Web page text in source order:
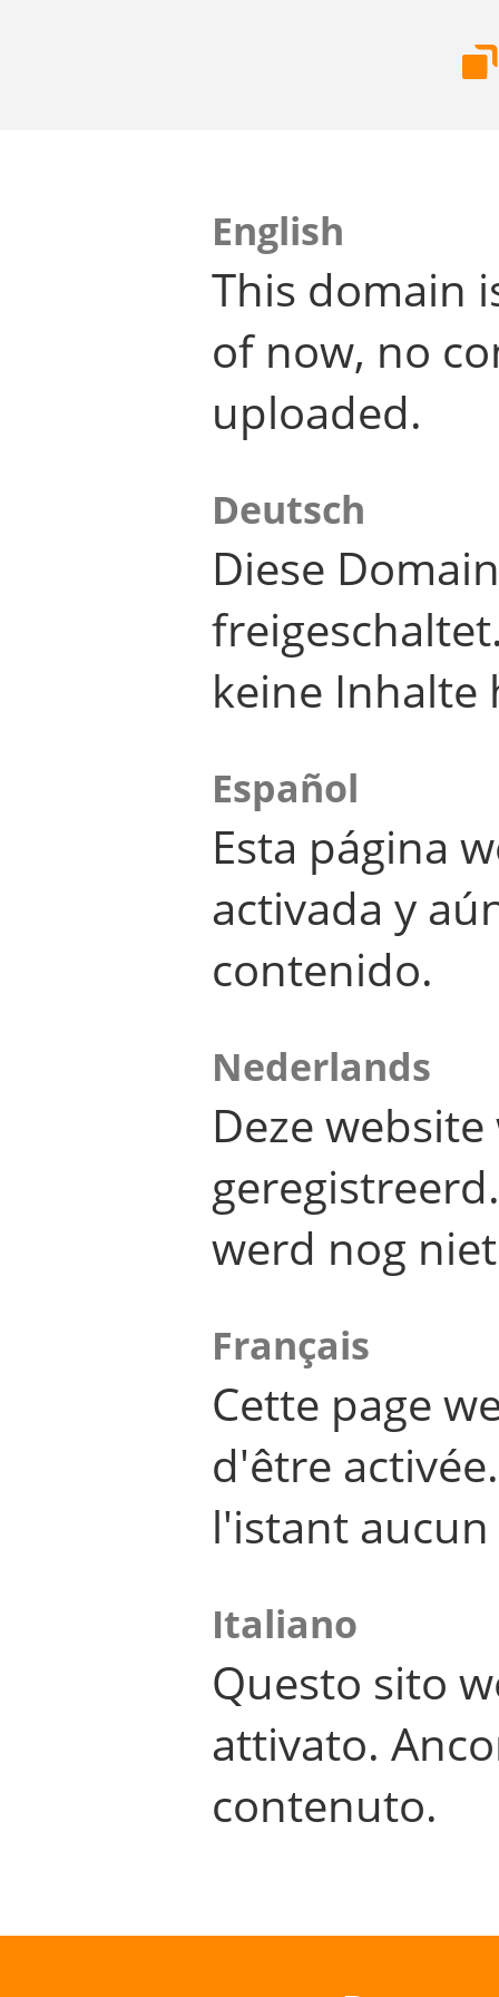
English
This domain
of now, no
uploaded.
Deutsch
Diese
keine Inhalte
Español
Esta página
activada y
contenido.
Nederlands
Deze
werd nog
Français
Cette page
d'être
l'istant
Italiano
Questo sito
attivato.
contenuto.